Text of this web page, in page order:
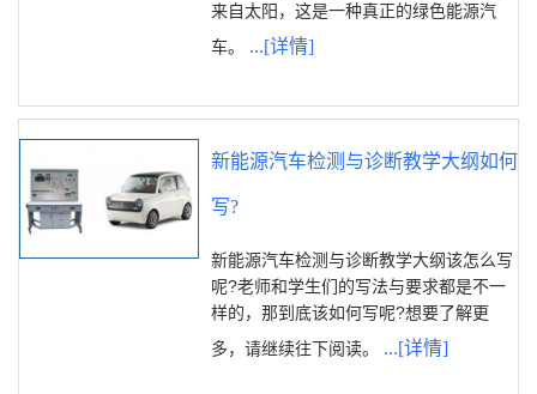
来自太阳，这是一种真正的绿色能源汽
车。 ...[详情]
新能源汽车检测与诊断教学大纲如何
写?
新能源汽车检测与诊断教学大纲该怎么写
呢?老师和学生们的写法与要求都是不一
样的，那到底该如何写呢?想要了解更
多，请继续往下阅读。 ...[详情]